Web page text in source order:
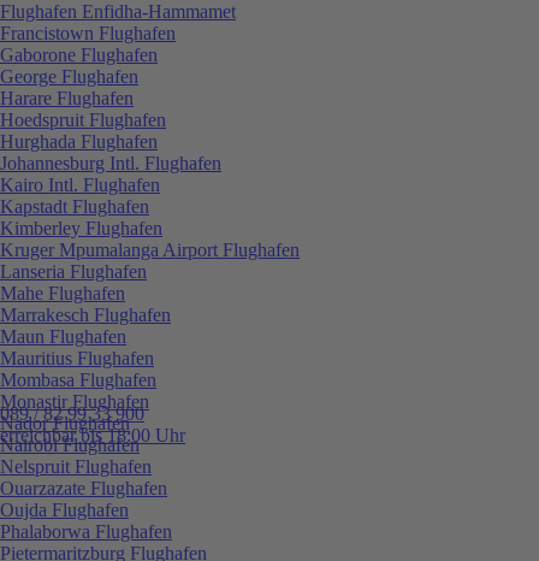
089 / 82 99 33 900
erreichbar bis 18:00 Uhr
Flughafen Enfidha-Hammamet
Francistown Flughafen
Gaborone Flughafen
George Flughafen
Harare Flughafen
Hoedspruit Flughafen
Hurghada Flughafen
Johannesburg Intl. Flughafen
Kairo Intl. Flughafen
Kapstadt Flughafen
Kimberley Flughafen
Kruger Mpumalanga Airport Flughafen
Lanseria Flughafen
Mahe Flughafen
Marrakesch Flughafen
Maun Flughafen
Mauritius Flughafen
Mombasa Flughafen
Monastir Flughafen
Nador Flughafen
Nairobi Flughafen
Nelspruit Flughafen
Ouarzazate Flughafen
Oujda Flughafen
Phalaborwa Flughafen
Pietermaritzburg Flughafen